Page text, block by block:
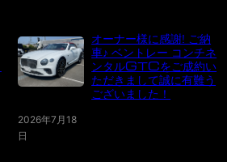
2026年7月18
日
オーナー様に感謝! ご納
車♪ ベントレー コンチネ
ンタルGTCをご成約い
ただきまして誠に有難う
ございました！